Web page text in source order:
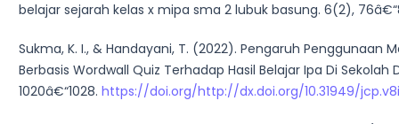
belajar sejarah kelas x mipa sma 2 lubuk basung. 6(2),
Sukma, K. I., & Handayani, T. (2022). Pengaruh Penggunaan
Berbasis Wordwall Quiz Terhadap Hasil Belajar Ipa Di Sekolah
1020â€“1028. https://doi.org/http://dx.doi.org/10.31949/